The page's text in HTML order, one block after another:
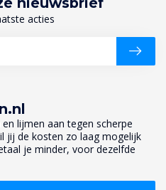
lijmen aan tegen scherpe
jij de kosten zo laag mogelijk
je minder, voor dezelfde
acties